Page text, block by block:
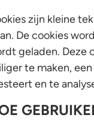
zijn kleine
De cookies
geladen. Deze
te maken,
en te